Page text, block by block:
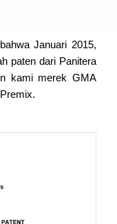
Januari 2015,
paten dari Panitera
kami merek GMA